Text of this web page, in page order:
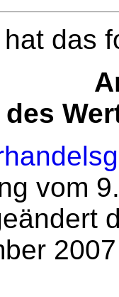
das
vom